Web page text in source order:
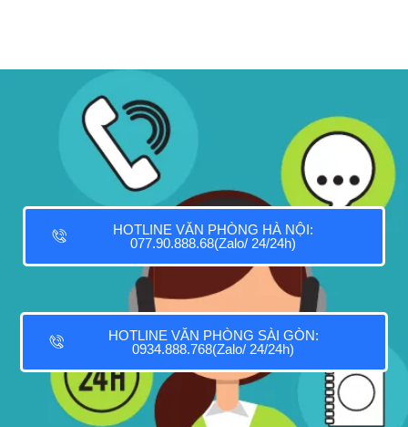
HOTLINE VĂN PHÒNG HÀ NỘI:
077.90.888.68(Zalo/ 24/24h)
HOTLINE VĂN PHÒNG SÀI GÒN:
0934.888.768(Zalo/ 24/24h)